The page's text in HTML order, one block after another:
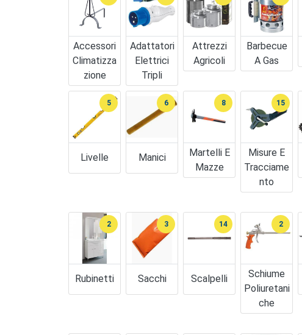
Accessori
Climatizza
Zione
Adattatori
Elettrici
Tripli
Attrezzi
Agricoli
Barbecue
A Gas
Livelle
5
Manici
6
Martelli E
Mazze
8
Misure E
Tracciame
Nto
15
Rubinetti
2
Sacchi
3
Scalpelli
14
Schiume
Poliuretani
Che
2